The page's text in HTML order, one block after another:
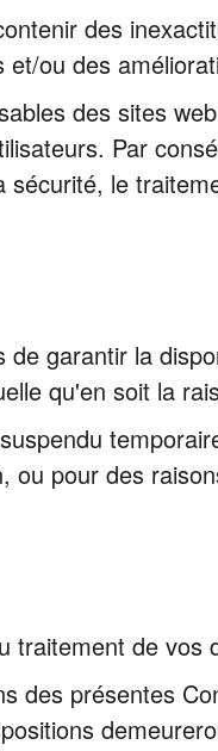
des
ou des
des sites
Par
le
de garantir la
qu'en soit la
ou pour des
traitement de vos
des présentes